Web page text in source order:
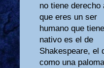
no tiene
que eres un ser
humano que
nativo es el de
Shakespeare, el
como una paloma